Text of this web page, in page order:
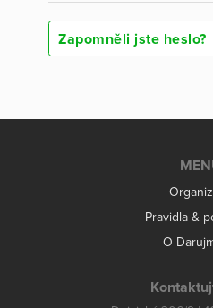
Zapomněli jste heslo?
Pravidla &
O